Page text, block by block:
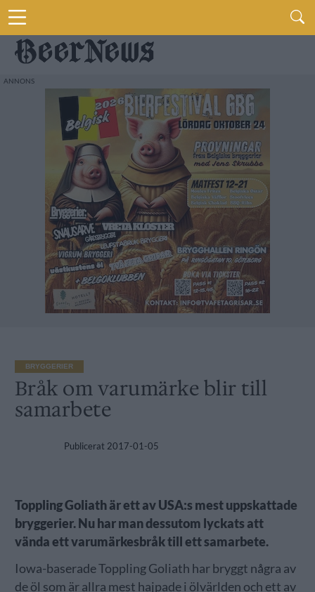
BRYGGERIER
Bråk om varumärke blir till
samarbete
Publicerat 2017-01-05
Toppling Goliath är ett av USA:s mest uppskattade
bryggerier. Nu har man dessutom lyckats att
vända ett varumärkesbråk till ett samarbete.
Iowa-baserade Toppling Goliath har bryggt några av
de öl som är allra mest hajpade i ölvärlden och ett av